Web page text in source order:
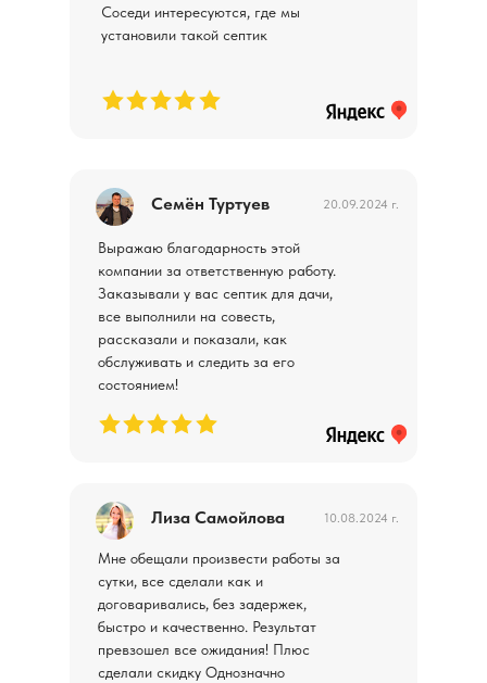
Выражаю благодарность этой
компании за ответственную работу.
Заказывали у вас септик для дачи,
все выполнили на совесть,
рассказали и показали, как
обслуживать и следить за его
состоянием!
Семён Туртуев 20.09.2024 г.
Соседи интересуются, где мы
установили такой септик
Мне обещали произвести работы за
сутки, все сделали как и
договаривались, без задержек,
быстро и качественно. Результат
превзошел все ожидания! Плюс
сделали скидку Однозначно
Лиза Самойлова 10.08.2024 г.